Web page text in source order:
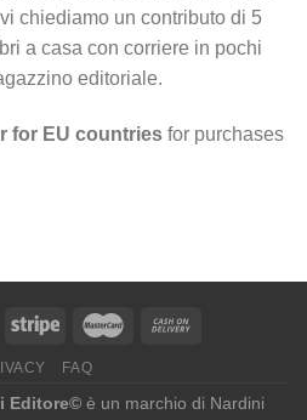
chiediamo un contributo di 5
a casa con corriere in pochi
editoriale.
for EU countries for purchases
FAQ
Editore© è un marchio di Nardini